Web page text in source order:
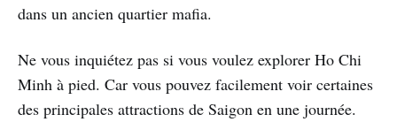
dans un ancien quartier mafia.
Ne vous inquiétez pas si vous voulez explorer Ho Chi
Minh à pied. Car vous pouvez facilement voir certaines
des principales attractions de Saigon en une journée.